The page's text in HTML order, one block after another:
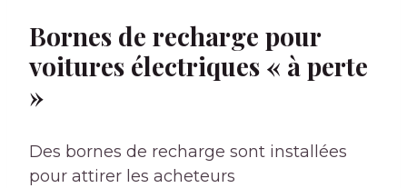
Bornes de recharge pour
voitures électriques « à perte
»
Des bornes de recharge sont installées
pour attirer les acheteurs